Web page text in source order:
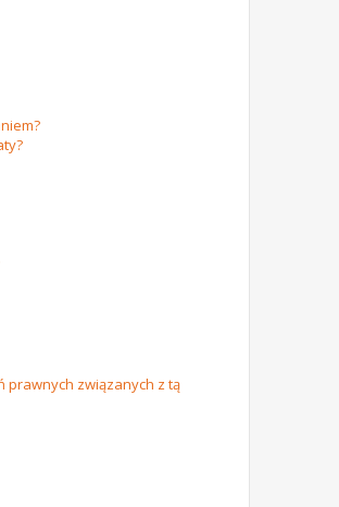
prawnych związanych z tą